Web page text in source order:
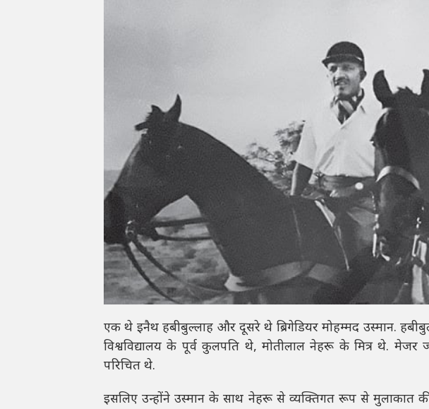
एक थे इनैथ हबीबुल्लाह और दूसरे थे ब्रिगेडियर मोहम्मद उस्मान.
विश्वविद्यालय के पूर्व कुलपति थे, मोतीलाल नेहरू के मित्र थे.
परिचित थे.
इसलिए उन्होंने उस्मान के साथ नेहरू से व्यक्तिगत रूप से मुलाकात